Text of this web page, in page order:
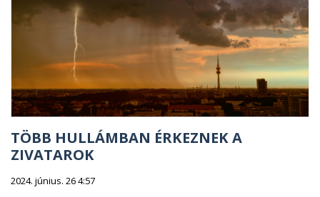
TÖBB HULLÁMBAN ÉRKEZNEK A
ZIVATAROK
2024. június. 26 4:57